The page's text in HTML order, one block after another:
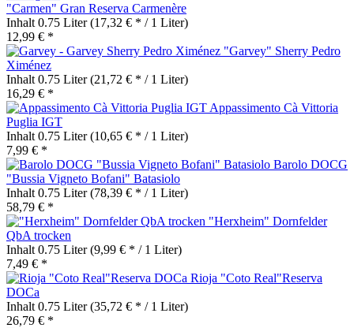
"Carmen" Gran Reserva Carmenère
Inhalt 0.75 Liter(17,32 € * / 1 Liter)
12,99 € *
"Garvey" Sherry Pedro
Ximénez
Inhalt 0.75 Liter(21,72 € * / 1 Liter)
16,29 € *
Appassimento Cà Vittoria
Puglia IGT
Inhalt 0.75 Liter(10,65 € * / 1 Liter)
7,99 € *
Barolo DOCG
"Bussia Vigneto Bofani" Batasiolo
Inhalt 0.75 Liter(78,39 € * / 1 Liter)
58,79 € *
"Herxheim" Dornfelder
QbA trocken
Inhalt 0.75 Liter(9,99 € * / 1 Liter)
7,49 € *
Rioja "Coto Real"Reserva
DOCa
Inhalt 0.75 Liter(35,72 € * / 1 Liter)
26,79 € *